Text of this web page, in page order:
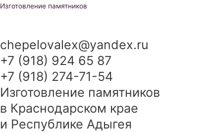
Перейти
Изготовление памятников
chepelovalex@yandex.ru
+7 (918) 924 65 87
+7 (918) 274-71-54
Изготовление памятников
в Краснодарском крае
и Республике Адыгея